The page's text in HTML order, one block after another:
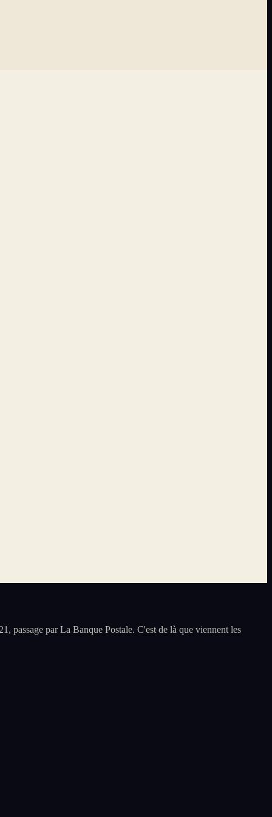
passage par La Banque Postale. C'est de là que viennent les